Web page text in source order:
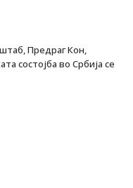
Предраг Кон,
состојба во Србија се